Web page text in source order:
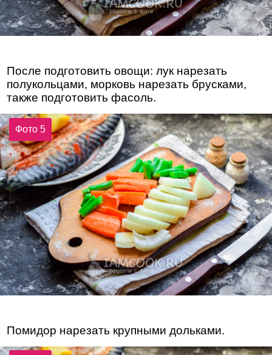
После подготовить овощи: лук нарезать
полукольцами, морковь нарезать брусками,
также подготовить фасоль.
Фото 5
Помидор нарезать крупными дольками.